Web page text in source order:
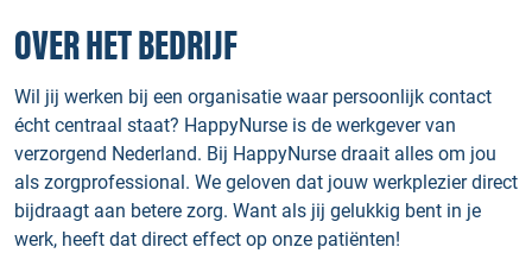
OVER HET BEDRIJF
Wil jij werken bij een organisatie waar persoonlijk contact
écht centraal staat? HappyNurse is de werkgever van
verzorgend Nederland. Bij HappyNurse draait alles om jou
als zorgprofessional. We geloven dat jouw werkplezier direct
bijdraagt aan betere zorg. Want als jij gelukkig bent in je
werk, heeft dat direct effect op onze patiënten!